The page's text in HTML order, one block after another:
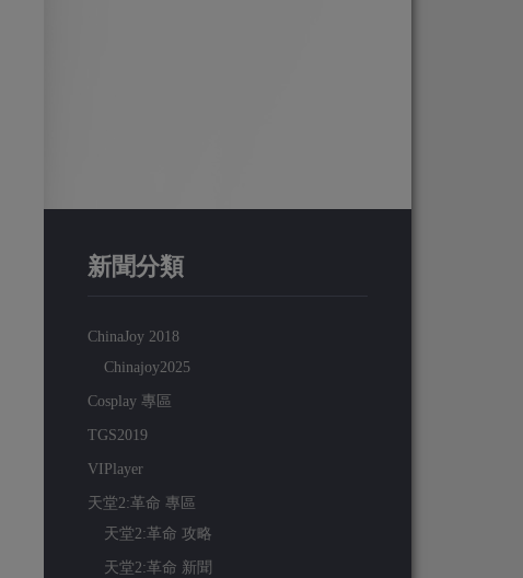
新聞分類
ChinaJoy 2018
Chinajoy2025
Cosplay 專區
TGS2019
VIPlayer
天堂2:革命 專區
天堂2:革命 攻略
天堂2:革命 新聞